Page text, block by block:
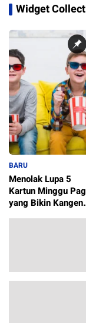
Widget
BARU
Menolak Lupa 5
Kartun Minggu
yang Bikin Kangen
1/07/2026